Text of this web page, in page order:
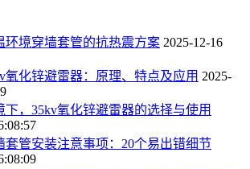
环境穿墙套管的抗热震方案 2025-12-16
氧化锌避雷器：原理、特点及应用 2025-
下，35kv氧化锌避雷器的选择与使用
套管安装注意事项：20个易出错细节